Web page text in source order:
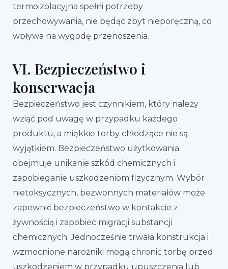
termoizolacyjna spełni potrzeby
przechowywania, nie będąc zbyt nieporęczną, co
wpływa na wygodę przenoszenia.
VI. Bezpieczeństwo i
konserwacja
Bezpieczeństwo jest czynnikiem, który należy
wziąć pod uwagę w przypadku każdego
produktu, a miękkie torby chłodzące nie są
wyjątkiem. Bezpieczeństwo użytkowania
obejmuje unikanie szkód chemicznych i
zapobieganie uszkodzeniom fizycznym. Wybór
nietoksycznych, bezwonnych materiałów może
zapewnić bezpieczeństwo w kontakcie z
żywnością i zapobiec migracji substancji
chemicznych. Jednocześnie trwała konstrukcja i
wzmocnione narożniki mogą chronić torbę przed
uszkodzeniem w przypadku upuszczenia lub